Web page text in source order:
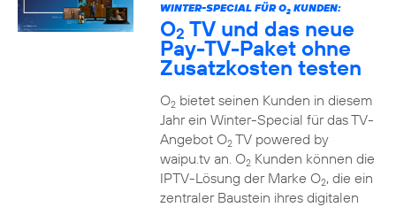
WINTER-SPECIAL FÜR O2KUNDEN:
O2 TV und das neue
Pay-TV-Paket ohne
Zusatzkosten testen
O2bietet seinen Kunden in diesem
Jahr ein Winter-Special für das TV-
Angebot O2TV powered by
waipu.tv an. O2Kunden können die
IPTV-Lösung der Marke O2, die ein
zentraler Baustein ihres digitalen